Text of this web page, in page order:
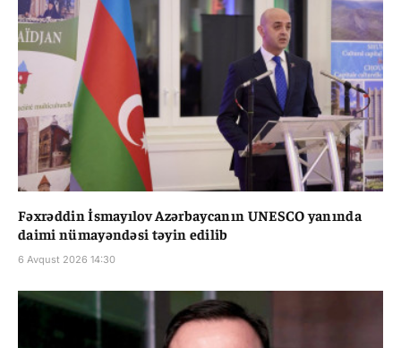
Fəxrəddin İsmayılov Azərbaycanın UNESCO yanında
daimi nümayəndəsi təyin edilib
6 Avqust 2026 14:30